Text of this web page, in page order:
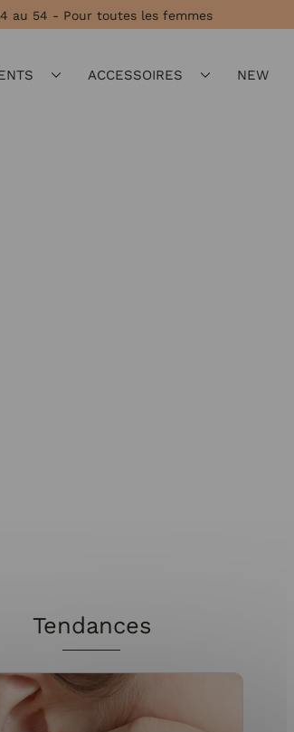
au 54 - Pour toutes les femmes
ACCESSOIRES NEW
Tendances